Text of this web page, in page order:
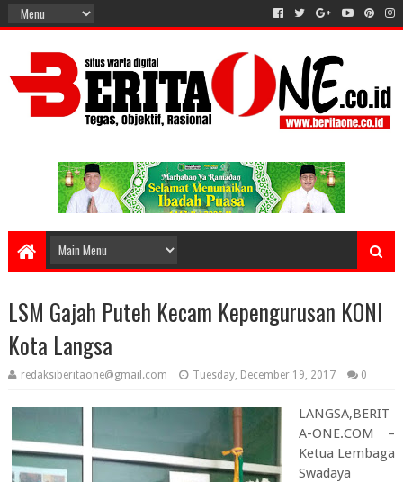
LSM Gajah Puteh Kecam Kepengurusan KONI
Kota Langsa
redaksiberitaone@gmail.com Tuesday, December 19, 2017 0
LANGSA,BERIT
A-ONE.COM –
Ketua Lembaga
Swadaya